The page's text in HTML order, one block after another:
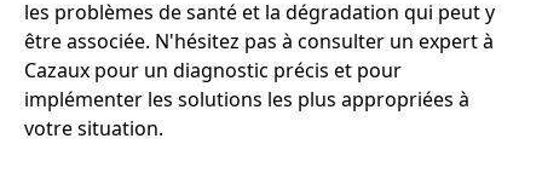
les problèmes de santé et la dégradation qui peut y
être associée. N'hésitez pas à consulter un expert à
Cazaux pour un diagnostic précis et pour
implémenter les solutions les plus appropriées à
votre situation.